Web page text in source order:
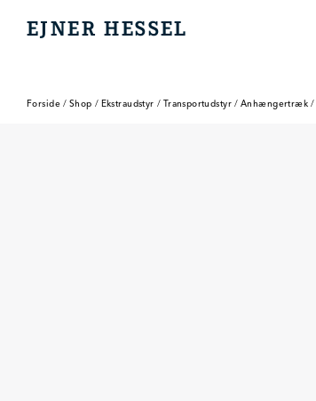
EJNER HESSEL
Forside / Shop / Ekstraudstyr / Transportudstyr / Anhængertræk /